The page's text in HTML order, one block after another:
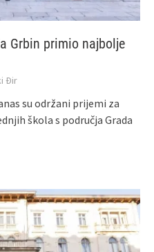
Grbin primio najbolje
Đir
su održani prijemi za
škola s područja Grada